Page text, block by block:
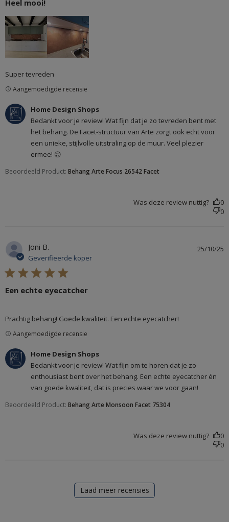
Heel mooi!
Super tevreden
read more about review content
Beoordeeld Product: Behang Arte Focus 26542 Facet
Reactie van winkeleigenaar op beoordeling van Home
Design Shops over Thu Oct 30 2025
Home Design Shops
Bedankt voor je review! Wat fijn dat je zo tevreden bent met
het behang. De Facet-structuur van Arte zorgt ook echt voor
een unieke, stijlvolle uitstraling op de muur. Veel plezier
ermee! 😊
Aangemoedigde recensie
Was deze review nuttig?
0
0
Joni B.
Geverifieerde koper
5 star rating
Een echte eyecatcher
Prachtig behang! Goede kwaliteit. Een echte eyecatcher!
read more about review content Prachtig behang! Goede
kwaliteit.
Beoordeeld Product: Behang Arte Monsoon Facet 75304
Reactie van winkeleigenaar op beoordeling van Home
Design Shops over Mon Oct 27 2025
Home Design Shops
Bedankt voor je review! Wat fijn om te horen dat je zo
enthousiast bent over het behang. Een echte eyecatcher én
van goede kwaliteit, dat is precies waar we voor gaan!
Aangemoedigde recensie
25/10/25
Was deze review nuttig?
0
0
Laad meer recensies